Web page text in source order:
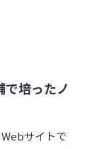
で培ったノ
サイトで